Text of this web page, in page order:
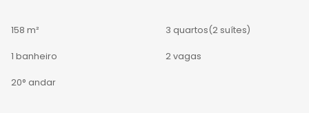
158 m² 3 quartos(2 suítes)
1 banheiro 2 vagas
20° andar